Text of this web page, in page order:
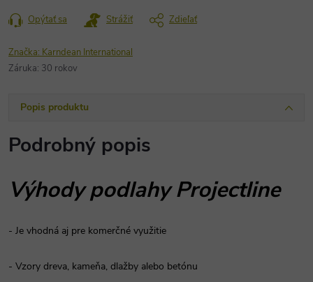
Opýtať sa Strážiť Zdieľať
Značka: Karndean International
Záruka: 30 rokov
Popis produktu
Podrobný popis
Výhody podlahy Projectline
- Je vhodná aj pre komerčné využitie
- Vzory dreva, kameňa, dlažby alebo betónu